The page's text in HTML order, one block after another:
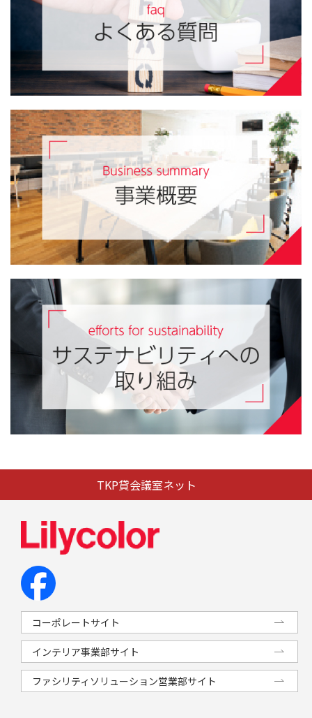
TKP貸会議室ネット
コーポレートサイト
インテリア事業部サイト
ファシリティソリューション営業部サイト